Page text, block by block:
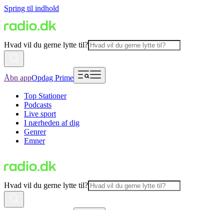
Spring til indhold
Hvad vil du gerne lytte til?
Åbn appOpdag Prime
Top Stationer
Podcasts
Live sport
I nærheden af dig
Genrer
Emner
Hvad vil du gerne lytte til?